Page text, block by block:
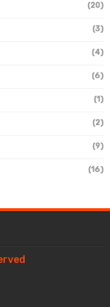
(20)
(3)
(4)
(6)
(1)
(2)
(9)
(16)